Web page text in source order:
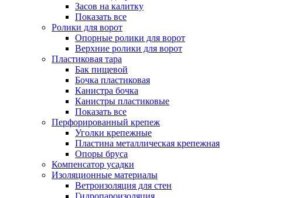
Засов на калитку
Показать все
Ролики для ворот
Опорные ролики для ворот
Верхние ролики для ворот
Пластиковая тара
Бак пищевой
Бочка пластиковая
Канистра бочка
Канистры пластиковые
Показать все
Перфорированный крепеж
Уголки крепежные
Пластина металлическая крепежная
Опоры бруса
Компенсатор усадки
Изоляционные материалы
Ветроизоляция для стен
Гидропароизоляция